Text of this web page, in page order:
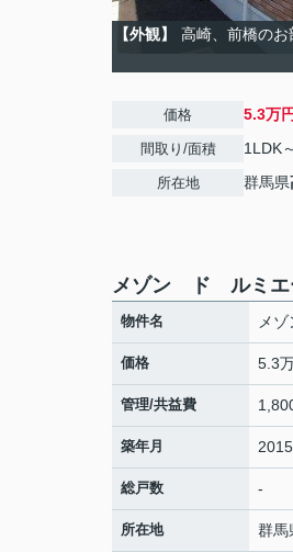
【外観】
高崎、前橋の
価格 5.3万
間取り/面積 1LDK
所在地 群馬県
メゾン ド ルミ
物件名 メ
価格 5.3
管理/共益費
築年月
総戸数 -
所在地 群馬